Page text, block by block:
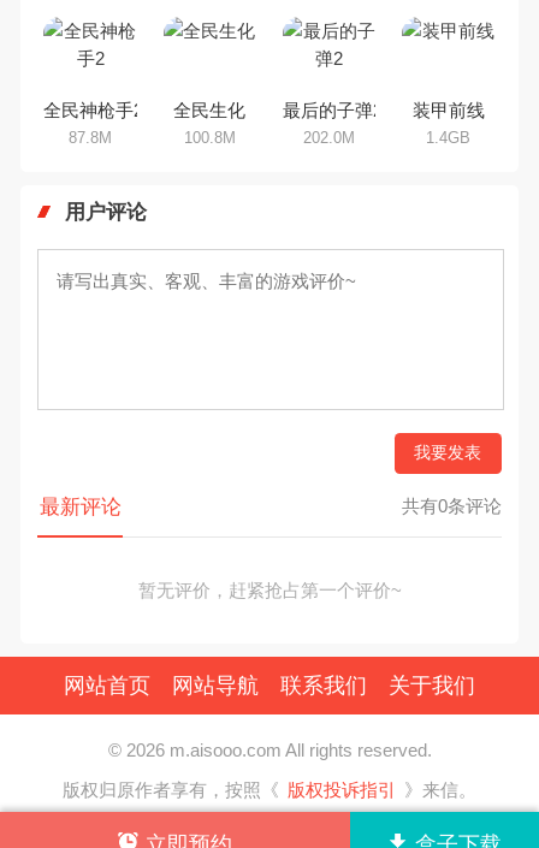
全民神枪手2
87.8M
全民生化
100.8M
最后的子弹2
202.0M
装甲前线
1.4GB
用户评论
我要发表
最新评论 共有0条评论
暂无评价，赶紧抢占第一个评价~
网站首页 网站导航 联系我们 关于我们
© 2026 m.aisooo.com All rights reserved.
版权归原作者享有，按照《 版权投诉指引 》来信。